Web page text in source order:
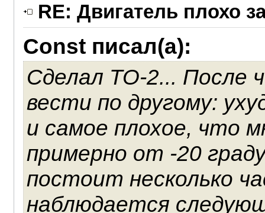
RE: Двигатель плохо
Const писал(а):
Сделал ТО-2... После
вести по другому:
и самое плохое, что
примерно от -20
постоит несколько
наблюдается